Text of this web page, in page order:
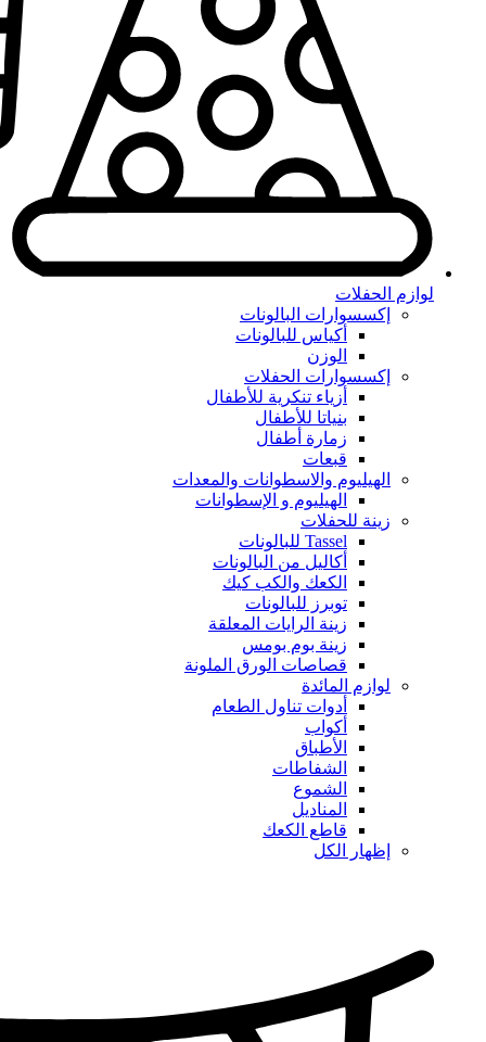
لوازم الحفلات
إكسسوارات البالونات
أكياس للبالونات
الوزن
إكسسوارات الحفلات
أزياء تنكرية للأطفال
بنياتا للأطفال
زمارة أطفال
قبعات
الهيليوم والاسطوانات والمعدات
الهيليوم و الإسطوانات
زينة للحفلات
Tassel للبالونات
أكاليل من البالونات
الكعك والكب كيك
توبرز للبالونات
زينة الرايات المعلقة
زينة بوم بومس
قصاصات الورق الملونة
لوازم المائدة
أدوات تناول الطعام
أكواب
الأطباق
الشفاطات
الشموع
المناديل
قاطع الكعك
إظهار الكل